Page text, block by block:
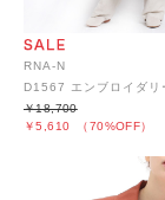
RNA-N
￥5,610 （70%OFF）
￥18,700